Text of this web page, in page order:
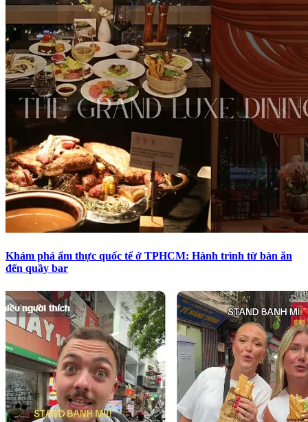
Khám phá ẩm thực quốc tế ở TPHCM: Hành trình từ bàn ăn
đến quầy bar